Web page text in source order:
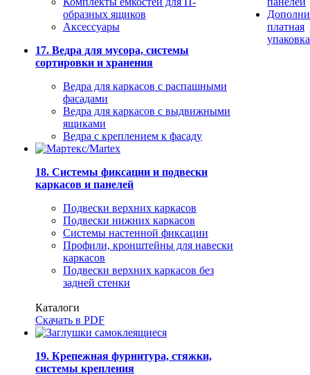
образных ящиков
Аксессуары
17. Ведра для мусора, системы
сортировки и хранения
Ведра для каркасов с распашными
фасадами
Ведра для каркасов с выдвижными
ящиками
Ведра с креплением к фасаду
18. Системы фиксации и подвески
каркасов и панелей
Подвески верхних каркасов
Подвески нижних каркасов
Системы настенной фиксации
Профили, кронштейны для навески
каркасов
Подвески верхних каркасов без
задней стенки
Каталоги
Скачать в PDF
19. Крепежная фурнитура, стяжки,
системы крепления
платная
упаковка